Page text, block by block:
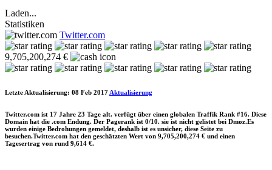
Laden...
Statistiken
Twitter.com
9,705,200,274 €
Letzte Aktualisierung: 08 Feb 2017 Aktualisierung
Twitter.com ist 17 Jahre 23 Tage alt. verfügt über einen globalen Traffik Rank #16. Diese
Domain hat die .com Endung. Der Pagerank ist 0/10. sie ist nicht gelistet bei Dmoz.Es
wurden einige Bedrohungen gemeldet, deshalb ist es unsicher, diese Seite zu
besuchen.Twitter.com hat den geschätzten Wert von 9,705,200,274 € und einen
Tagesertrag von rund 9,614 €.